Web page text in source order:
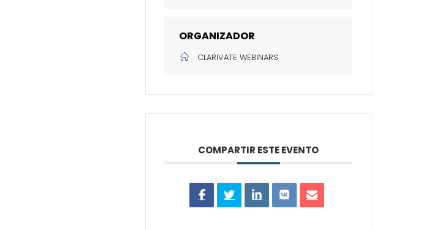
ORGANIZADOR
CLARIVATE WEBINARS
COMPARTIR ESTE EVENTO